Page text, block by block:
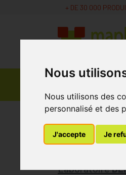
Nous
Nous utilisons des
personnalisé et des
J'accepte Je
+ DE 30 000
MaPharmacie.be
Laboratoire